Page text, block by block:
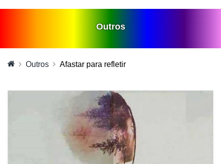
Outros
Outros Afastar para refletir